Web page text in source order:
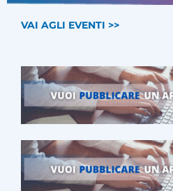
VAI AGLI EVENTI >>